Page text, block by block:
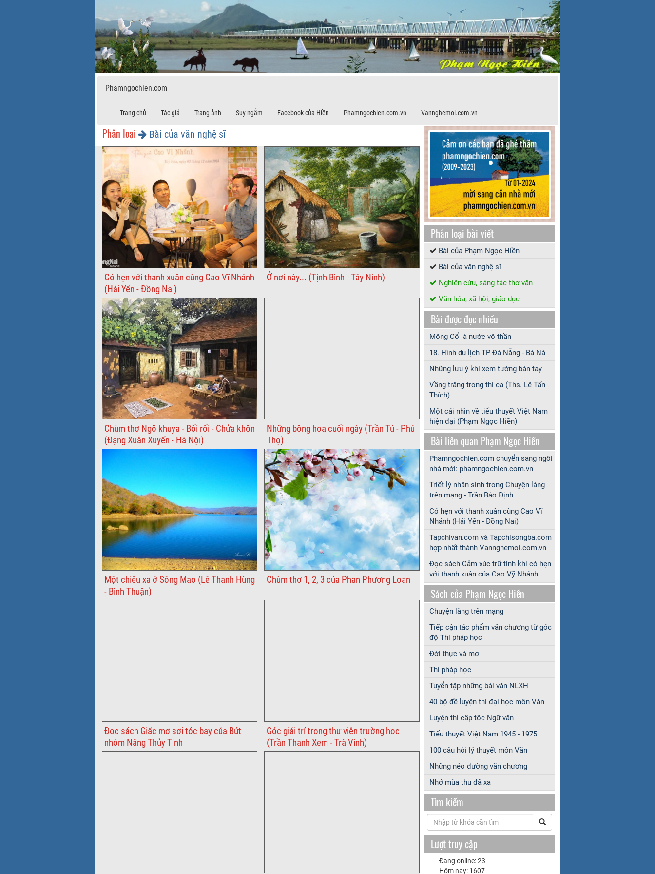
Phamngochien.com
Trang chủ Tác giả Trang ảnh Suy ngẫm Facebook của Hiền Phamngochien.com.vn Vannghemoi.com.vn
Phân loại Bài của văn nghệ sĩ
Có hẹn với thanh xuân cùng Cao Vĩ Nhánh
(Hải Yến - Đồng Nai)
Ở nơi này... (Tịnh Bình - Tây Ninh)
Chùm thơ Ngõ khuya - Bối rối - Chửa khôn
(Đặng Xuân Xuyến - Hà Nội)
Những bông hoa cuối ngày (Trần Tú - Phú
Thọ)
Một chiều xa ở Sông Mao (Lê Thanh Hùng
- Bình Thuận)
Chùm thơ 1, 2, 3 của Phan Phương Loan
Đọc sách Giấc mơ sợi tóc bay của Bút
nhóm Nắng Thủy Tinh
Góc giải trí trong thư viện trường học
(Trần Thanh Xem - Trà Vinh)
Phân loại bài viết
Bài của Phạm Ngọc Hiền
Bài của văn nghệ sĩ
Nghiên cứu, sáng tác thơ văn
Văn hóa, xã hội, giáo dục
Bài được đọc nhiều
Mông Cổ là nước vô thần
18. Hình du lịch TP Đà Nẵng - Bà Nà
Những lưu ý khi xem tướng bàn tay
Vầng trăng trong thi ca (Ths. Lê Tấn
Thích)
Một cái nhìn về tiểu thuyết Việt Nam
hiện đại (Phạm Ngọc Hiền)
Bài liên quan Phạm Ngọc Hiền
Phamngochien.com chuyển sang ngôi
nhà mới: phamngochien.com.vn
Triết lý nhân sinh trong Chuyện làng
trên mạng - Trần Bảo Định
Có hẹn với thanh xuân cùng Cao Vĩ
Nhánh (Hải Yến - Đồng Nai)
Tapchivan.com và Tapchisongba.com
hợp nhất thành Vannghemoi.com.vn
Đọc sách Cảm xúc trữ tình khi có hẹn
với thanh xuân của Cao Vỹ Nhánh
Sách của Phạm Ngọc Hiền
Chuyện làng trên mạng
Tiếp cận tác phẩm văn chương từ góc
độ Thi pháp học
Đời thực và mơ
Thi pháp học
Tuyển tập những bài văn NLXH
40 bộ đề luyện thi đại học môn Văn
Luyện thi cấp tốc Ngữ văn
Tiểu thuyết Việt Nam 1945 - 1975
100 câu hỏi lý thuyết môn Văn
Những nẻo đường văn chương
Nhớ mùa thu đã xa
Tìm kiếm
Lượt truy cập
Đang online: 23
Hôm nay: 1607